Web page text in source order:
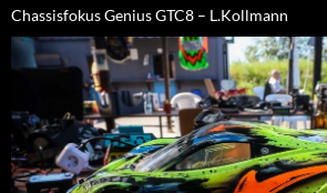
Chassisfokus Genius GTC8 – L.Kollmann